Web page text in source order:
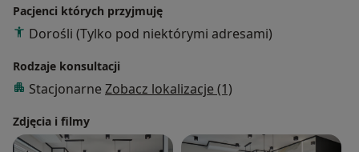
Pacjenci których przyjmuję
Dorośli (Tylko pod niektórymi adresami)
Rodzaje konsultacji
Stacjonarne Zobacz lokalizacje (1)
Zdjęcia i filmy